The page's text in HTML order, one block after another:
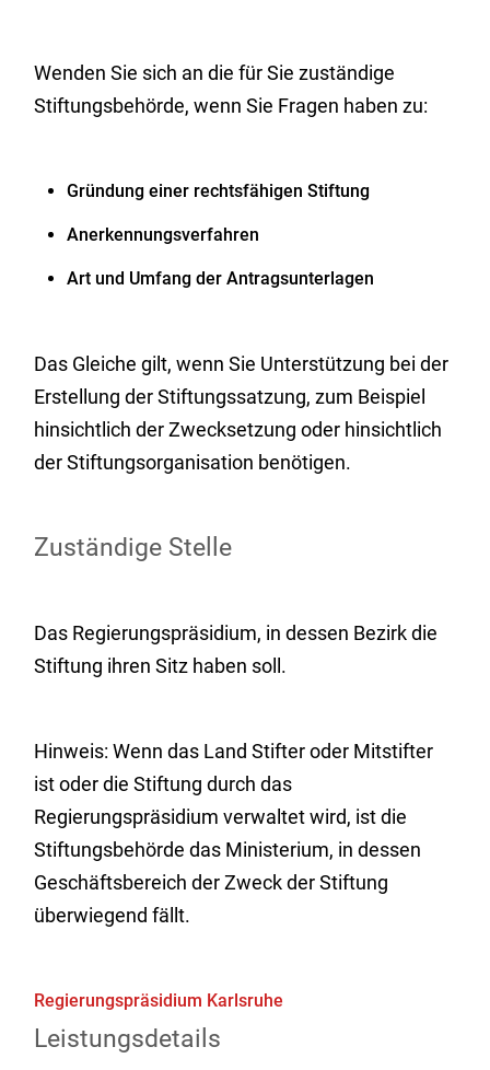
Wenden Sie sich an die für Sie zuständige
Stiftungsbehörde, wenn Sie Fragen haben zu:
Gründung einer rechtsfähigen Stiftung
Anerkennungsverfahren
Art und Umfang der Antragsunterlagen
Das Gleiche gilt, wenn Sie Unterstützung bei der
Erstellung der Stiftungssatzung, zum Beispiel
hinsichtlich der Zwecksetzung oder hinsichtlich
der Stiftungsorganisation benötigen.
Zuständige Stelle
Das Regierungspräsidium, in dessen Bezirk die
Stiftung ihren Sitz haben soll.
Hinweis: Wenn das Land Stifter oder Mitstifter
ist oder die Stiftung durch das
Regierungspräsidium verwaltet wird, ist die
Stiftungsbehörde das Ministerium, in dessen
Geschäftsbereich der Zweck der Stiftung
überwiegend fällt.
Regierungspräsidium Karlsruhe
Leistungsdetails